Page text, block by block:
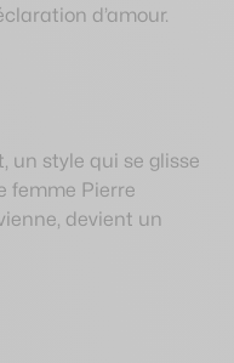
d’amour.
un style qui se glisse
femme Pierre
devient un